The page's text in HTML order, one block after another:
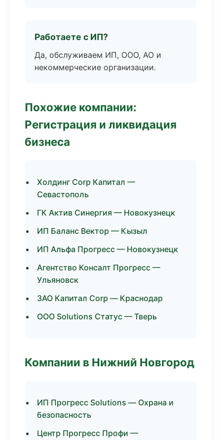
Работаете с ИП?
Да, обслуживаем ИП, ООО, АО и
некоммерческие организации.
Похожие компании:
Регистрация и ликвидация
бизнеса
Холдинг Corp Капитал —
Севастополь
ГК Актив Синергия — Новокузнецк
ИП Баланс Вектор — Кызыл
ИП Альфа Прогресс — Новокузнецк
Агентство Консалт Прогресс —
Ульяновск
ЗАО Капитал Corp — Краснодар
ООО Solutions Статус — Тверь
Компании в Нижний Новгород
ИП Прогресс Solutions — Охрана и
безопасность
Центр Прогресс Профи —